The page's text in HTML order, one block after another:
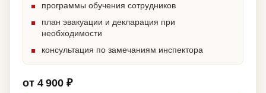
программы обучения сотрудников
план эвакуации и декларация при
необходимости
консультация по замечаниям инспектора
от 4 900 ₽